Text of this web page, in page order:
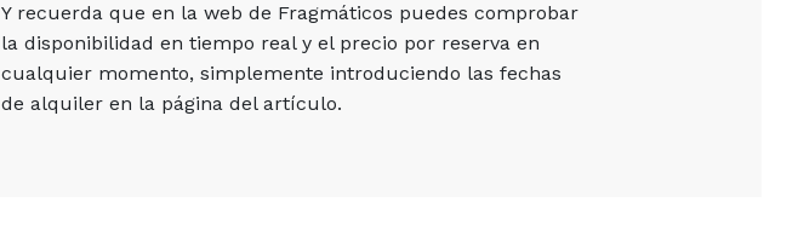
Y recuerda que en la web de Fragmáticos puedes comprobar
la disponibilidad en tiempo real y el precio por reserva en
cualquier momento, simplemente introduciendo las fechas
de alquiler en la página del artículo.